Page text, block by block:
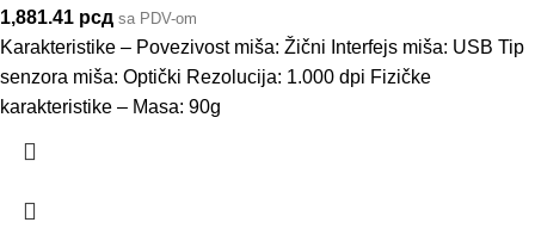
1,881.41 рсд sa PDV-om
Karakteristike – Povezivost miša: Žični Interfejs miša: USB Tip
senzora miša: Optički Rezolucija: 1.000 dpi Fizičke
karakteristike – Masa: 90g